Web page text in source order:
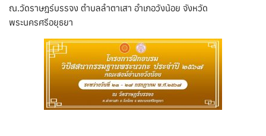
ณ.วัดราษฎร์บรรจง ตำบลลำตาเสา อำเภอวังน้อย จังหวัด
พระนครศรีอยุธยา